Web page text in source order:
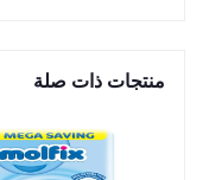
منتجات ذات صلة